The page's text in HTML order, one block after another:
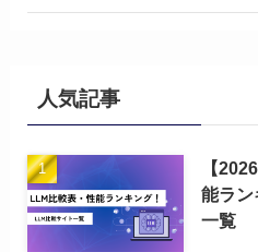
人気記事
【
能ラン
一覧